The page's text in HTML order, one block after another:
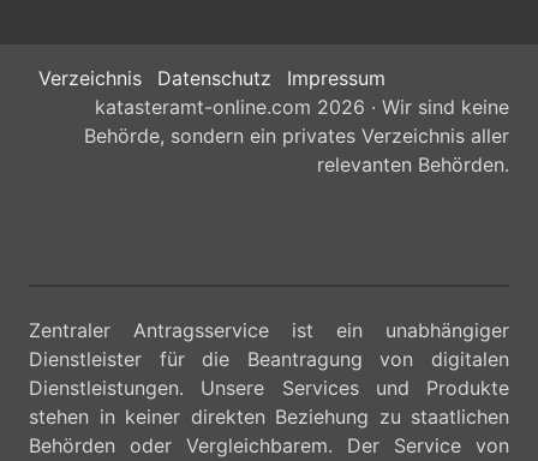
Verzeichnis Datenschutz
Impressum
katasteramt-online.com 2026 · Wir sind keine
Behörde, sondern ein privates Verzeichnis aller
relevanten Behörden.
Zentraler Antragsservice ist ein unabhängiger
Dienstleister für die Beantragung von digitalen
Dienstleistungen. Unsere Services und Produkte
stehen in keiner direkten Beziehung zu staatlichen
Behörden oder Vergleichbarem. Der Service von